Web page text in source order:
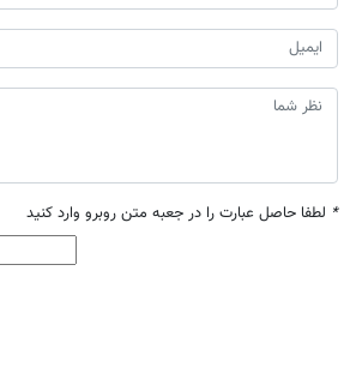
* لطفا حاصل عبارت را در جعبه متن روبرو وارد کنید